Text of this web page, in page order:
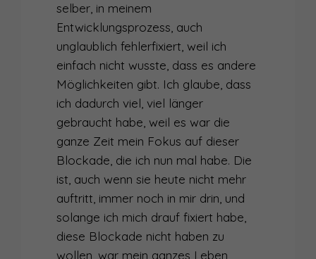
selber, in meinem
Entwicklungsprozess, auch
unglaublich fehlerfixiert, weil ich
einfach nicht wusste, dass es andere
Möglichkeiten gibt. Ich glaube, dass
ich dadurch viel, viel länger
gebraucht habe, weil es war die
ganze Zeit mein Fokus auf dieser
Blockade, die ich nun mal habe. Die
ist, auch wenn sie heute nicht mehr
auftritt, immer noch in mir drin, und
solange ich mich drauf fixiert habe,
diese Blockade nicht haben zu
wollen, war mein ganzes Leben